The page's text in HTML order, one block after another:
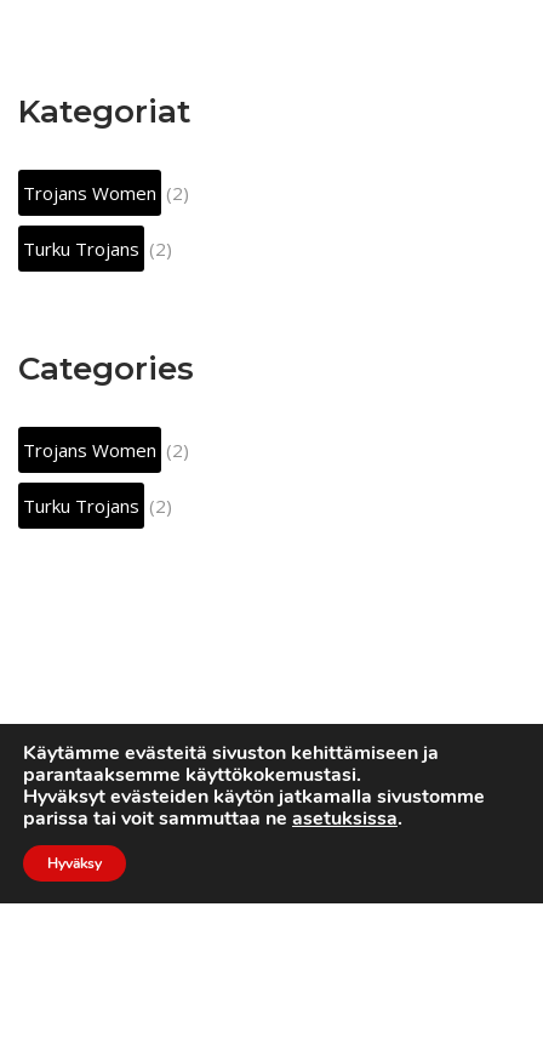
Kategoriat
Trojans Women (2)
Turku Trojans (2)
Categories
Trojans Women (2)
Turku Trojans (2)
Käytämme evästeitä sivuston kehittämiseen ja
parantaaksemme käyttökokemustasi.
Hyväksyt evästeiden käytön jatkamalla sivustomme
parissa tai voit sammuttaa ne asetuksissa.
Hyväksy